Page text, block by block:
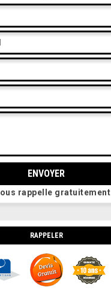
rappelle gratuitement